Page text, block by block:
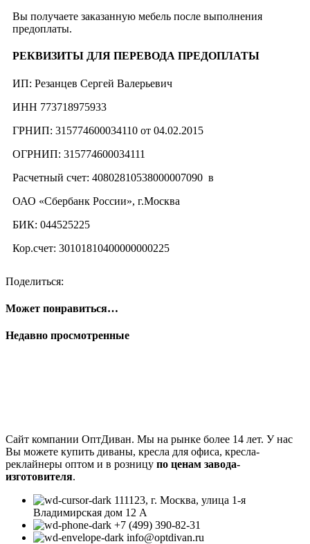
Вы получаете заказанную мебель после выполнения
предоплаты.
РЕКВИЗИТЫ ДЛЯ ПЕРЕВОДА ПРЕДОПЛАТЫ
ИП: Резанцев Сергей Валерьевич
ИНН 773718975933
ГРНИП: 315774600034110 от 04.02.2015
ОГРНИП: 315774600034111
Расчетный счет: 40802810538000007090 в
ОАО «Сбербанк России», г.Москва
БИК: 044525225
Кор.счет: 30101810400000000225
Поделиться:
Может понравиться…
Недавно просмотренные
Сайт компании ОптДиван. Мы на рынке более 14 лет. У нас
Вы можете купить диваны, кресла для офиса, кресла-
реклайнеры оптом и в розницу по ценам завода-
изготовителя.
111123, г. Москва, улица 1-я
Владимирская дом 12 А
+7 (499) 390-82-31
info@optdivan.ru